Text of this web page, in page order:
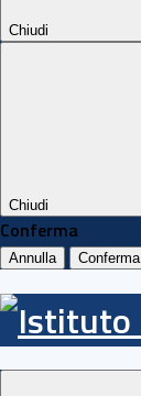
Chiudi
Chiudi
Conferma
Annulla Conferma